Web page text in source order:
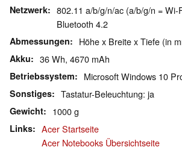
Netzwerk
802.11 a/b/g/n/ac (a/b/g/n = Wi-
Bluetooth 4.2
Abmessungen Höhe x Breite x Tiefe (in
Akku 36 Wh, 4670 mAh
Betriebssystem Microsoft Windows 10
Sonstiges Tastatur-Beleuchtung: ja
Gewicht 1000 g
Links
Acer Startseite
Acer Notebooks Übersichtseite